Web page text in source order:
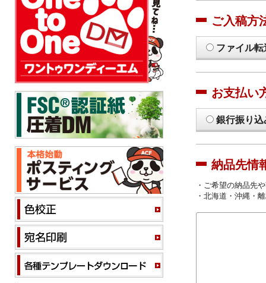
ご入稿方
ファイル
お支払い
銀行振り込
納品先情
・ご希望の納品先
・北海道・沖縄・